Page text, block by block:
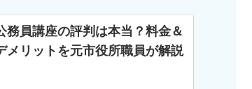
務員講座の評判は本当？料金＆
メリットを元市役所職員が解説